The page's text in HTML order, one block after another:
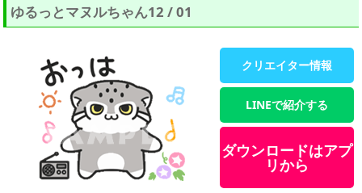
ゆるっとマヌルちゃん12 / 01
クリエイター情報
LINEで紹介する
ダウンロードはアプ
リから